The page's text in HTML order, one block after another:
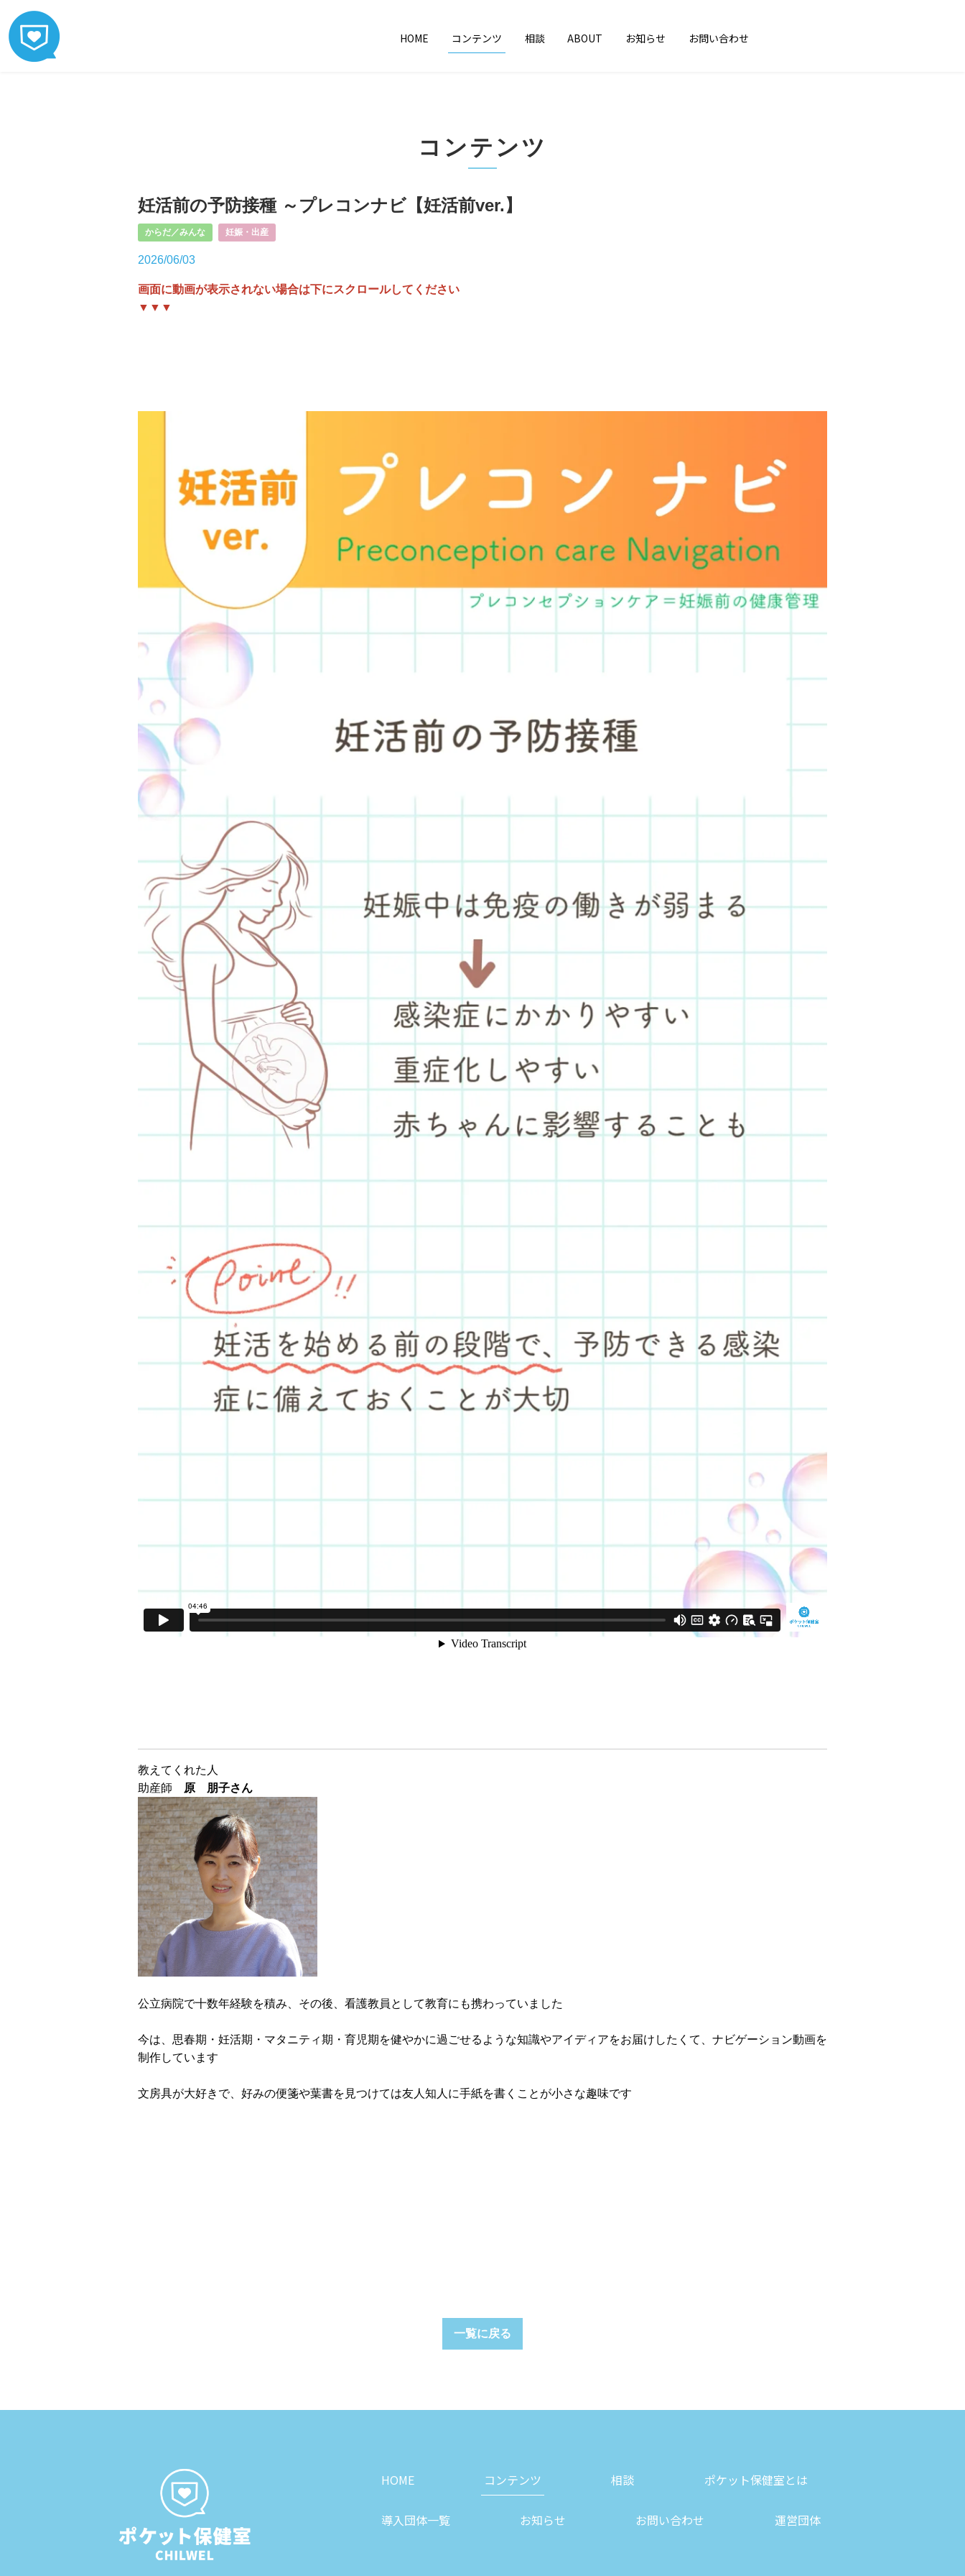
HOME コンテンツ 相談 ABOUT お知らせ お問い合わせ
コンテンツ
妊活前の予防接種 ～プレコンナビ【妊活前ver.】
からだ／みんな 妊娠・出産
2026/06/03
画面に動画が表示されない場合は下にスクロールしてください
▼▼▼
教えてくれた人
助産師
原 朋子さん
公立病院で十数年経験を積み、その後、看護教員として教育にも携わっていました
今は、思春期・妊活期・マタニティ期・育児期を健やかに過ごせるような知識やアイディアをお届けしたくて、ナビゲーション動画を
制作しています
文房具が大好きで、好みの便箋や葉書を見つけては友人知人に手紙を書くことが小さな趣味です
一覧に戻る
HOME コンテンツ 相談 ポケット保健室とは
導入団体一覧 お知らせ お問い合わせ 運営団体